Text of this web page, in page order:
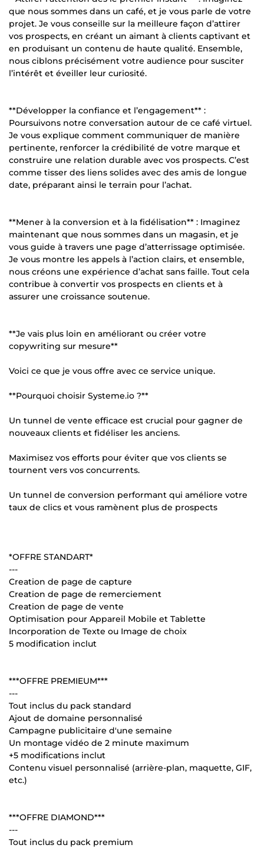
que nous sommes dans un café, et je vous parle de votre
projet. Je vous conseille sur la meilleure façon d’attirer
vos prospects, en créant un aimant à clients captivant et
en produisant un contenu de haute qualité. Ensemble,
nous ciblons précisément votre audience pour susciter
l’intérêt et éveiller leur curiosité.
**Développer la confiance et l’engagement** :
Poursuivons notre conversation autour de ce café virtuel.
Je vous explique comment communiquer de manière
pertinente, renforcer la crédibilité de votre marque et
construire une relation durable avec vos prospects. C’est
comme tisser des liens solides avec des amis de longue
date, préparant ainsi le terrain pour l’achat.
**Mener à la conversion et à la fidélisation** : Imaginez
maintenant que nous sommes dans un magasin, et je
vous guide à travers une page d’atterrissage optimisée.
Je vous montre les appels à l’action clairs, et ensemble,
nous créons une expérience d’achat sans faille. Tout cela
contribue à convertir vos prospects en clients et à
assurer une croissance soutenue.
**Je vais plus loin en améliorant ou créer votre
copywriting sur mesure**
Voici ce que je vous offre avec ce service unique.
**Pourquoi choisir Systeme.io ?**
Un tunnel de vente efficace est crucial pour gagner de
nouveaux clients et fidéliser les anciens.
Maximisez vos efforts pour éviter que vos clients se
tournent vers vos concurrents.
Un tunnel de conversion performant qui améliore votre
taux de clics et vous ramènent plus de prospects
*OFFRE STANDART*
---
Creation de page de capture
Creation de page de remerciement
Creation de page de vente
Optimisation pour Appareil Mobile et Tablette
Incorporation de Texte ou Image de choix
5 modification inclut
***OFFRE PREMIEUM***
---
Tout inclus du pack standard
Ajout de domaine personnalisé
Campagne publicitaire d'une semaine
Un montage vidéo de 2 minute maximum
+5 modifications inclut
Contenu visuel personnalisé (arrière-plan, maquette, GIF,
etc.)
***OFFRE DIAMOND***
---
Tout inclus du pack premium